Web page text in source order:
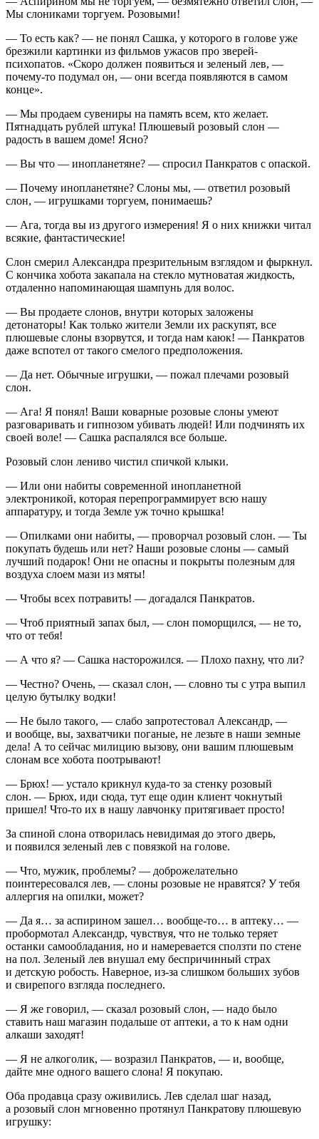
Мы слониками торгуем. Розовыми!
— То есть как? — не понял Сашка, у которого в голове уже
брезжили картинки из фильмов ужасов про зверей-
психопатов. «Скоро должен появиться и зеленый лев, —
почему-то подумал он, — они всегда появляются в самом
конце».
— Мы продаем сувениры на память всем, кто желает.
Пятнадцать рублей штука! Плюшевый розовый слон —
радость в вашем доме! Ясно?
— Вы что — инопланетяне? — спросил Панкратов с опаской.
— Почему инопланетяне? Слоны мы, — ответил розовый
слон, — игрушками торгуем, понимаешь?
— Ага, тогда вы из другого измерения! Я о них книжки читал
всякие, фантастические!
Слон смерил Александра презрительным взглядом и фыркнул.
С кончика хобота закапала на стекло мутноватая жидкость,
отдаленно напоминающая шампунь для волос.
— Вы продаете слонов, внутри которых заложены
детонаторы! Как только жители Земли их раскупят, все
плюшевые слоны взорвутся, и тогда нам каюк! — Панкратов
даже вспотел от такого смелого предположения.
— Да нет. Обычные игрушки, — пожал плечами розовый
слон.
— Ага! Я понял! Ваши коварные розовые слоны умеют
разговаривать и гипнозом убивать людей! Или подчинять их
своей воле! — Сашка распалялся все больше.
Розовый слон лениво чистил спичкой клыки.
— Или они набиты современной инопланетной
электроникой, которая перепрограммирует всю нашу
аппаратуру, и тогда Земле уж точно крышка!
— Опилками они набиты, — проворчал розовый слон. — Ты
покупать будешь или нет? Наши розовые слоны — самый
лучший подарок! Они не опасны и покрыты полезным для
воздуха слоем мази из мяты!
— Чтобы всех потравить! — догадался Панкратов.
— Чтоб приятный запах был, — слон поморщился, — не то,
что от тебя!
— А что я? — Сашка насторожился. — Плохо пахну, что ли?
— Честно? Очень, — сказал слон, — словно ты с утра выпил
целую бутылку водки!
— Не было такого, — слабо запротестовал Александр, —
и вообще, вы, захватчики поганые, не лезьте в наши земные
дела! А то сейчас милицию вызову, они вашим плюшевым
слонам все хобота поотрывают!
— Брюх! — устало крикнул куда-то за стенку розовый
слон. — Брюх, иди сюда, тут еще один клиент чокнутый
пришел! Что-то их в нашу лавчонку притягивает просто!
За спиной слона отворилась невидимая до этого дверь,
и появился зеленый лев с повязкой на голове.
— Что, мужик, проблемы? — доброжелательно
поинтересовался лев, — слоны розовые не нравятся? У тебя
аллергия на опилки, может?
— Да я… за аспирином зашел… вообще-то… в аптеку… —
пробормотал Александр, чувствуя, что не только теряет
останки самообладания, но и намеревается сползти по стене
на пол. Зеленый лев внушал ему беспричинный страх
и детскую робость. Наверное, из-за слишком больших зубов
и свирепого взгляда последнего.
— Я же говорил, — сказал розовый слон, — надо было
ставить наш магазин подальше от аптеки, а то к нам одни
алкаши заходят!
— Я не алкоголик, — возразил Панкратов, — и, вообще,
дайте мне одного вашего слона! Я покупаю.
Оба продавца сразу оживились. Лев сделал шаг назад,
а розовый слон мгновенно протянул Панкратову плюшевую
игрушку: